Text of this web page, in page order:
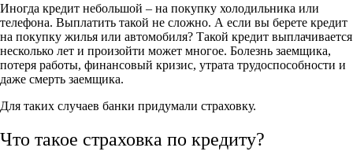
Иногда кредит небольшой – на покупку холодильника или
телефона. Выплатить такой не сложно. А если вы берете кредит
на покупку жилья или автомобиля? Такой кредит выплачивается
несколько лет и произойти может многое. Болезнь заемщика,
потеря работы, финансовый кризис, утрата трудоспособности и
даже смерть заемщика.
Для таких случаев банки придумали страховку.
Что такое страховка по кредиту?